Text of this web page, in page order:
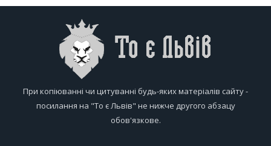
При копіюванні чи цитуванні будь-яких матеріалів сайту -
посилання на "То є Львів" не нижче другого абзацу
обов'язкове.